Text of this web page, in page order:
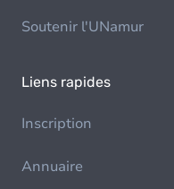
Soutenir l'UNamur
Liens rapides
Inscription
Annuaire